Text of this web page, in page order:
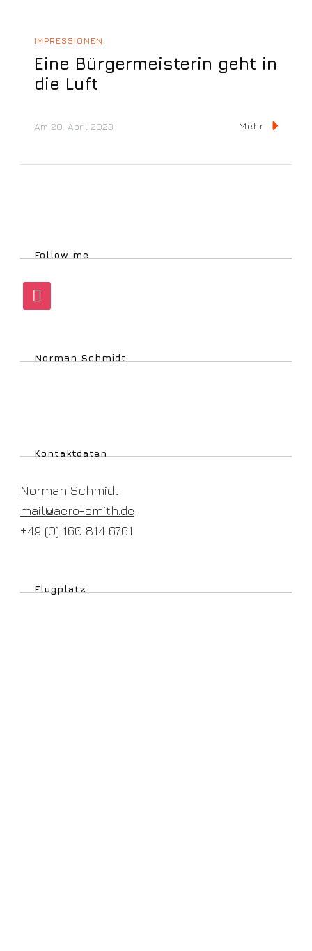
IMPRESSIONEN
Eine Bürgermeisterin geht in
die Luft
Am 20. April 2023 Mehr
Follow me
instagram
Norman Schmidt
Kontaktdaten
Norman Schmidt
mail@aero-smith.de
+49 (0) 160 814 6761
Flugplatz